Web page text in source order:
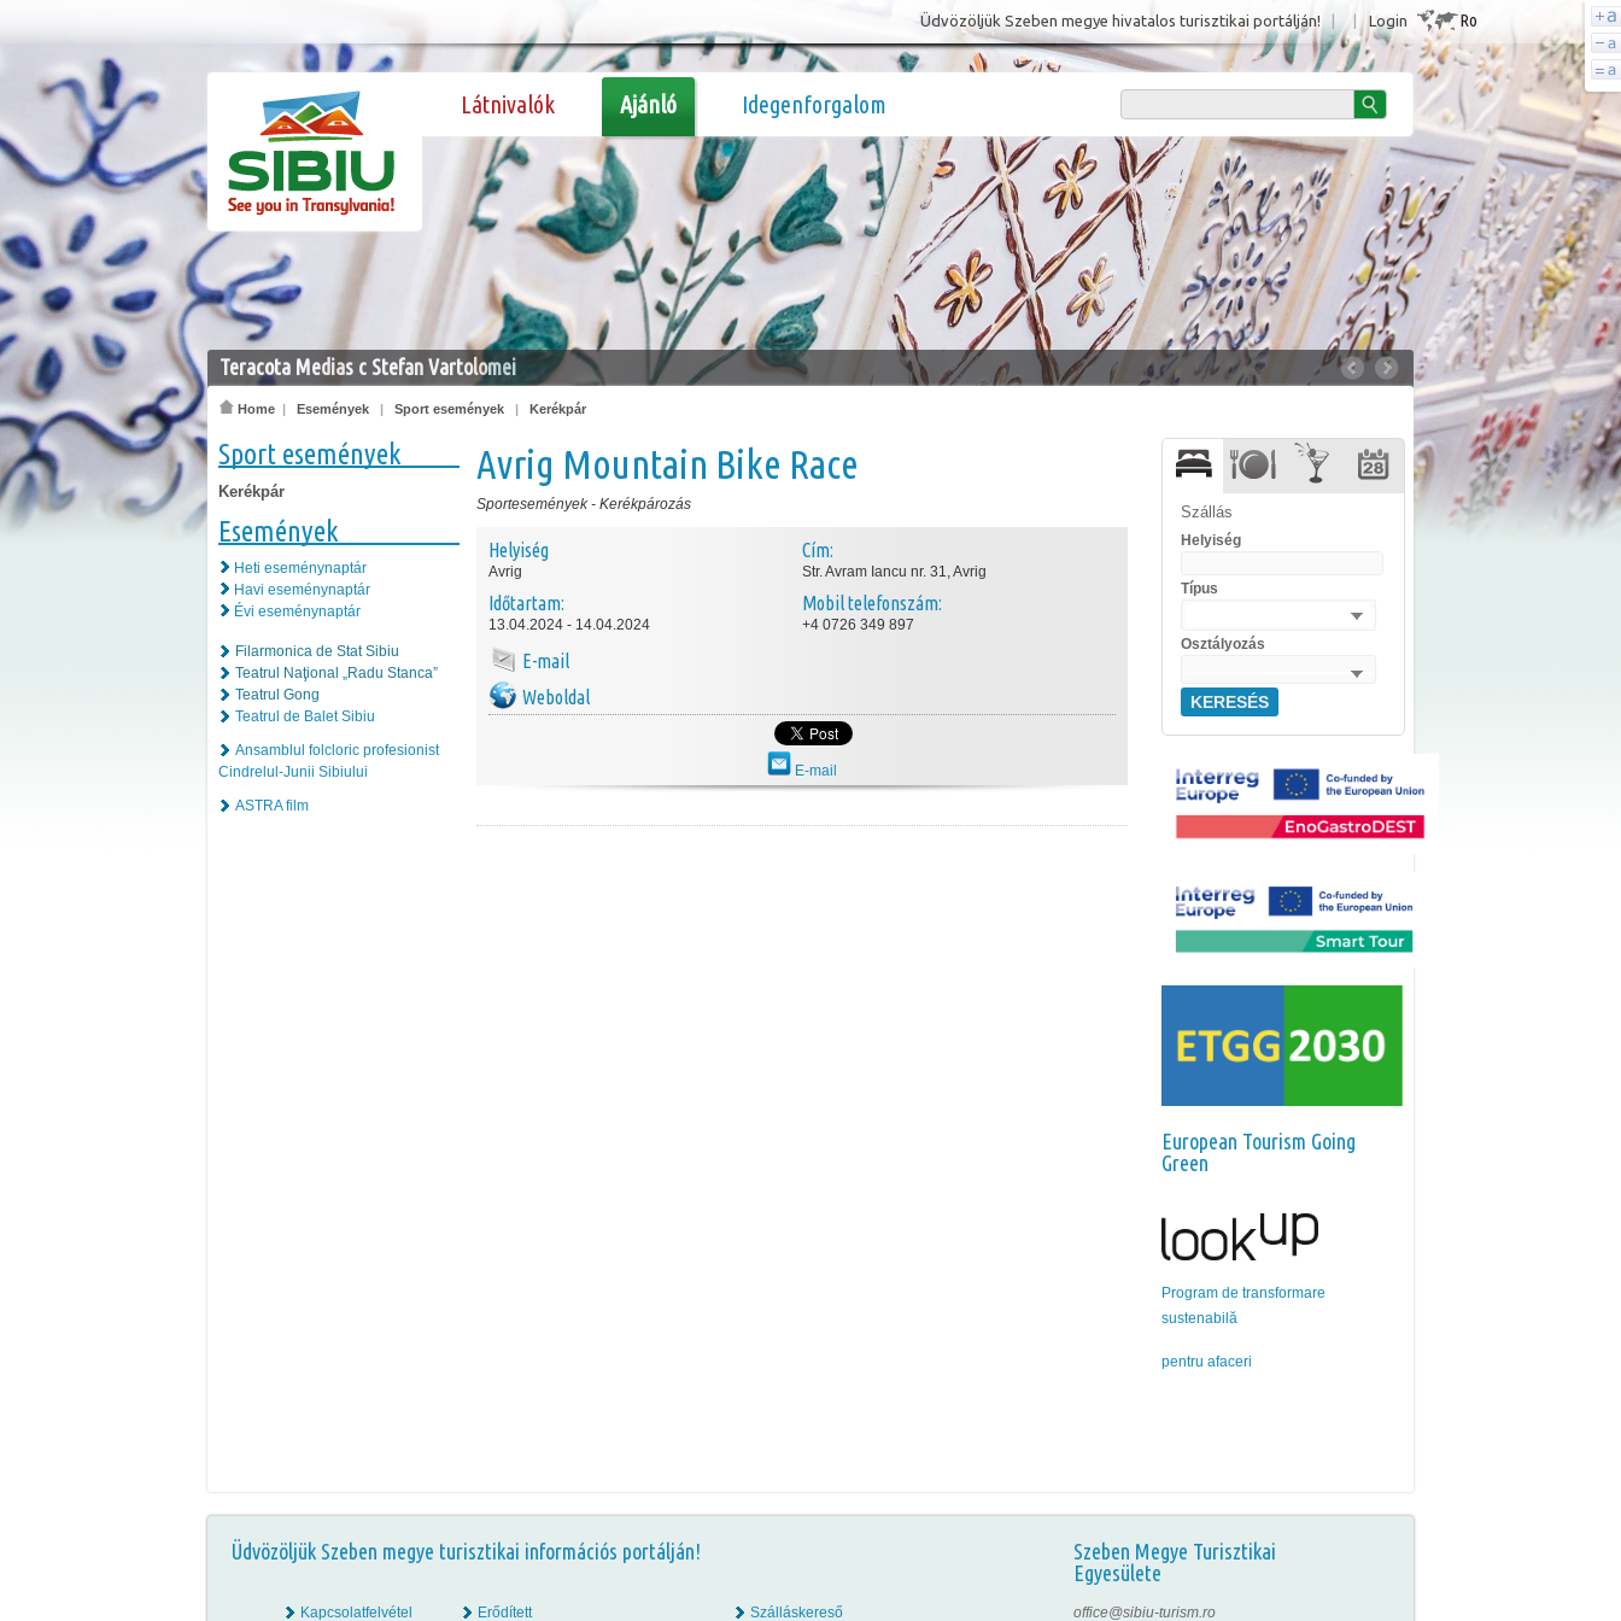
Login Ro
Üdvözöljük Szeben megye hivatalos turisztikai portálján!
Látnivalók Ajánló Idegenforgalom
Teracota Medias c Stefan Vartolomei
Home | Események | Sport események | Kerékpár
Sport események
Kerékpár
Események
Heti eseménynaptár
Havi eseménynaptár
Évi eseménynaptár
Filarmonica de Stat Sibiu
Teatrul Naţional „Radu Stanca”
Teatrul Gong
Teatrul de Balet Sibiu
Ansamblul folcloric profesionist
Cindrelul-Junii Sibiului
ASTRA film
Avrig Mountain Bike Race
Sportesemények - Kerékpározás
Helyiség
Avrig
Időtartam:
13.04.2024 - 14.04.2024
E-mail
Weboldal
Cím:
Str. Avram Iancu nr. 31, Avrig
Mobil telefonszám:
+4 0726 349 897
E-mail
Szállás
Helyiség
Típus
Osztályozás
KERESÉS
European Tourism Going
Green
Program de transformare
sustenabilă
pentru afaceri
Üdvözöljük Szeben megye turisztikai információs portálján!
Szeben Megye Turisztikai
Egyesülete
Kapcsolatfelvétel Erődített Szálláskereső office@sibiu-turism.ro